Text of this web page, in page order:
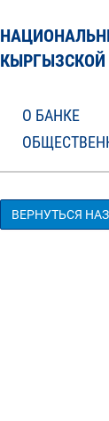
КЫРГЫЗСКОЙ
О БАНКЕ
ВЕРНУТЬСЯ